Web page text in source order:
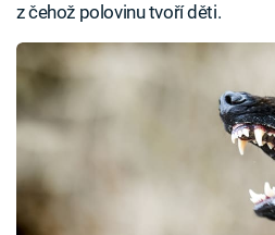
z čehož polovinu tvoří děti.